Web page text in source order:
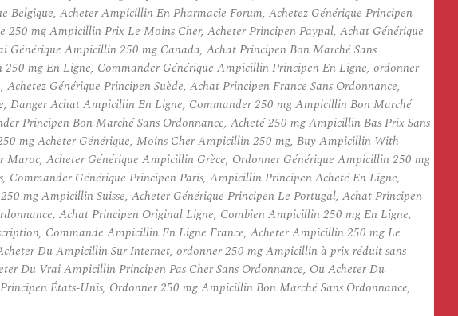
Acheter Ampicillin En Pharmacie Forum, Achetez Générique Principen
mg Ampicillin Prix Le Moins Cher, Acheter Principen Paypal, Achat Générique
Ampicillin 250 mg Canada, Achat Principen Bon Marché Sans
mg En Ligne, Commander Générique Ampicillin Principen En Ligne, ordonner
Générique Principen Suède, Achat Principen France Sans Ordonnance,
Danger Achat Ampicillin En Ligne, Commander 250 mg Ampicillin Bon Marché
Principen Bon Marché Sans Ordonnance, Acheté 250 mg Ampicillin Bas Prix Sans
mg Acheter Générique, Moins Cher Ampicillin 250 mg, Buy Ampicillin With
Acheter Générique Ampicillin Grèce, Ordonner Générique Ampicillin 250 mg
Générique Principen Paris, Ampicillin Principen Acheté En Ligne,
mg Ampicillin Suisse, Acheter Générique Principen Le Portugal, Achat Principen
Achat Principen Original Ligne, Combien Ampicillin 250 mg En Ligne,
Commande Ampicillin En Ligne France, Acheter Ampicillin 250 mg Le
Du Ampicillin Sur Internet, ordonner 250 mg Ampicillin à prix réduit sans
Du Vrai Ampicillin Principen Pas Cher Sans Ordonnance, Ou Acheter Du
États-Unis, Ordonner 250 mg Ampicillin Bon Marché Sans Ordonnance,